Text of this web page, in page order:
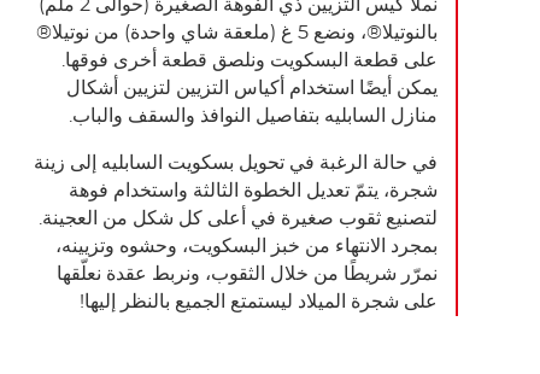
نملأ كيس التزيين ذي الفوهة الصغيرة (حوالى 2 ملم)
بالنوتيلا®، ونضع 5 غ (ملعقة شاي واحدة) من نوتيلا®
على قطعة البسكويت ونلصق قطعة أخرى فوقها.
يمكن أيضًا استخدام أكياس التزيين لتزيين أشكال
منازل السابليه بتفاصيل النوافذ والسقف والباب.
في حالة الرغبة في تحويل بسكويت السابليه إلى زينة
شجرة، يتمّ تعديل الخطوة الثالثة واستخدام فوهة
لتصنيع ثقوب صغيرة في أعلى كل شكل من العجينة.
بمجرد الانتهاء من خبز البسكويت، وحشوه وتزيينه،
نمرّر شريطًا من خلال الثقوب، ونربط عقدة نعلّقها
على شجرة الميلاد ليستمتع الجميع بالنظر إليها!